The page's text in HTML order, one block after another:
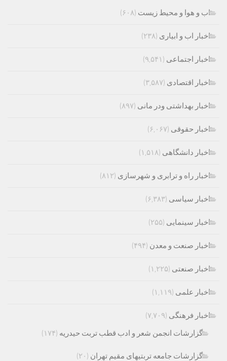
اب و هوا و محیط زیست (۶۰۸)
اخبار اب و ابیاری (۲۳۸)
اخبار اجتماعی (۹,۵۴۱)
اخبار اقتصادی (۳,۵۸۷)
اخبار بهداشتی ودر مانی (۸۹۷)
اخبار حقوقی (۶,۰۶۷)
اخبار دانشگاهی (۱,۵۱۸)
اخبار راه و ترابری و شهرسازی (۸۱۲)
اخبار سیاسی (۶,۳۸۳)
اخبار سینمایی (۲۵۵)
اخبار صنعت و معدن (۴۹۴)
اخبار صنعتی (۱,۲۲۵)
اخبار علمی (۱,۱۱۹)
اخبار فرهنگی (۷,۷۰۹)
گزارشات انجمن شعر و ادب قطب تربت حیدریه (۱۷۴)
گزارشات جامعه تربتیهای مقیم تهران (۲۰)